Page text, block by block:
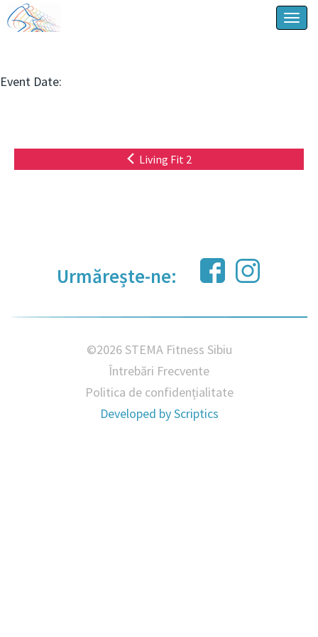
Event Date:
Living Fit 2
Urmărește-ne:
©2026 STEMA Fitness Sibiu
Întrebări Frecvente
Politica de confidențialitate
Developed byScriptics